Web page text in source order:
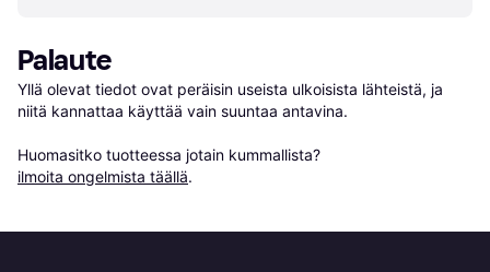
Palaute
Yllä olevat tiedot ovat peräisin useista ulkoisista lähteistä, ja
niitä kannattaa käyttää vain suuntaa antavina.
Huomasitko tuotteessa jotain kummallista?
ilmoita ongelmista täällä.